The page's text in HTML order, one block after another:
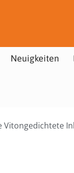
Neuigkeiten
Vitongedichtete